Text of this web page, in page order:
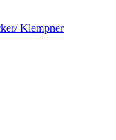
Klempner